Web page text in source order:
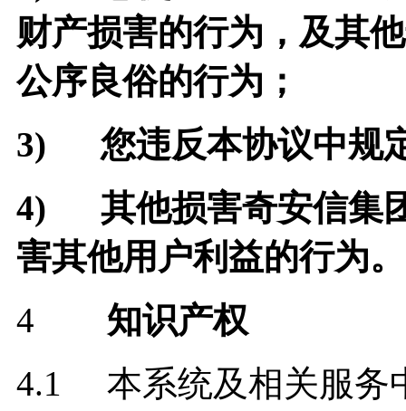
财产损害的行为，及其
公序良俗的行为；
3) 您违反本协议中规
4) 其他损害奇安信集
害其他用户利益的行为。
4 知识产权
4.1 本系统及相关服务